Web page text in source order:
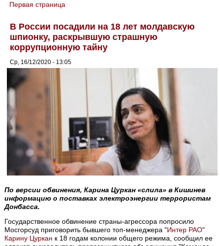
You are here
Первая страница
В России посадили на 18 лет молдавскую
шпионку, раскрывшую страшную
коррупционную тайну
Ср, 16/12/2020 - 13:05
По версии обвинения, Карина Цуркан «слила» в Кишинев
информацию о поставках электроэнергии террористам
Донбасса.
Государственное обвинение страны-агрессора попросило
Мосгорсуд приговорить бывшего топ-менеджера "Интер РАО"
Карину Цуркан к 18 годам колонии общего режима, сообщил ее